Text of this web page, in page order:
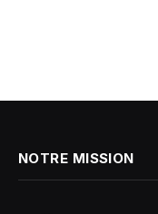
NOTRE MISSION